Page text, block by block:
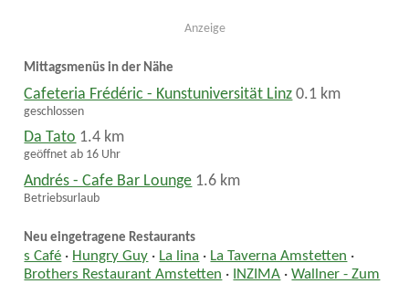
Anzeige
Mittagsmenüs in der Nähe
Cafeteria Frédéric - Kunstuniversität Linz 0.1 km
geschlossen
Da Tato 1.4 km
geöffnet ab 16 Uhr
Andrés - Cafe Bar Lounge 1.6 km
Betriebsurlaub
Neu eingetragene Restaurants
s Café · Hungry Guy · La lina · La Taverna Amstetten ·
Brothers Restaurant Amstetten · INZIMA ·Wallner - Zum